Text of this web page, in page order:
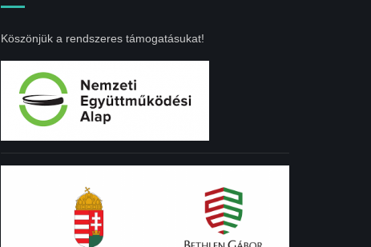
Köszönjük a rendszeres támogatásukat!